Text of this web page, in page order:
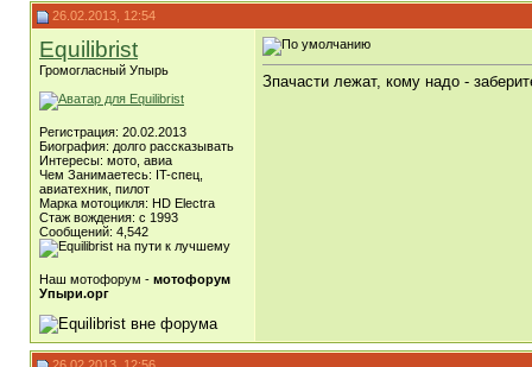
26.02.2013, 12:54
Equilibrist
Громогласный Упырь
Регистрация: 20.02.2013
Биография: долго рассказывать
Интересы: мото, авиа
Чем Занимаетесь: IT-спец,
авиатехник, пилот
Марка мотоцикля: HD Electra
Стаж вождения: c 1993
Сообщений: 4,542
Наш мотофорум - мотофорум
Упыри.орг
Зпачасти лежат, кому надо -